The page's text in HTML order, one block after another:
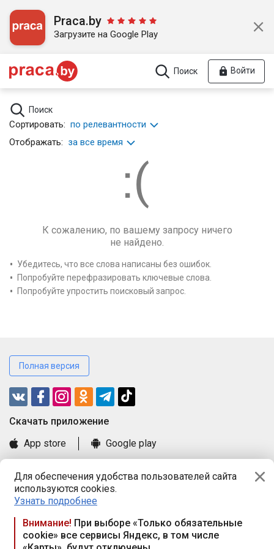
Для обеспечения удобства пользователей сайта
используются cookies.
Узнать подробнее
Внимание! При выборе «Только обязательные
cookie» все сервисы Яндекс, в том числе
Praca.by
Загрузите на Google Play
Поиск Войти
Поиск
Сортировать: по релевантности
Отображать: за все время
К сожалению, по вашему запросу ничего
не найдено.
Убедитесь, что все слова написаны без ошибок.
Попробуйте перефразировать ключевые слова.
Попробуйте упростить поисковый запрос.
Полная версия
Cкачать приложение
App store
Google play
Книга замечаний и предложений
Правила и документы
Praca.by © 2000—2026, ООО «ПРАЦА БАЙ»
Республика Беларусь, 220114, г. Минск, пр-т Независимости
117а, пом. № 9.